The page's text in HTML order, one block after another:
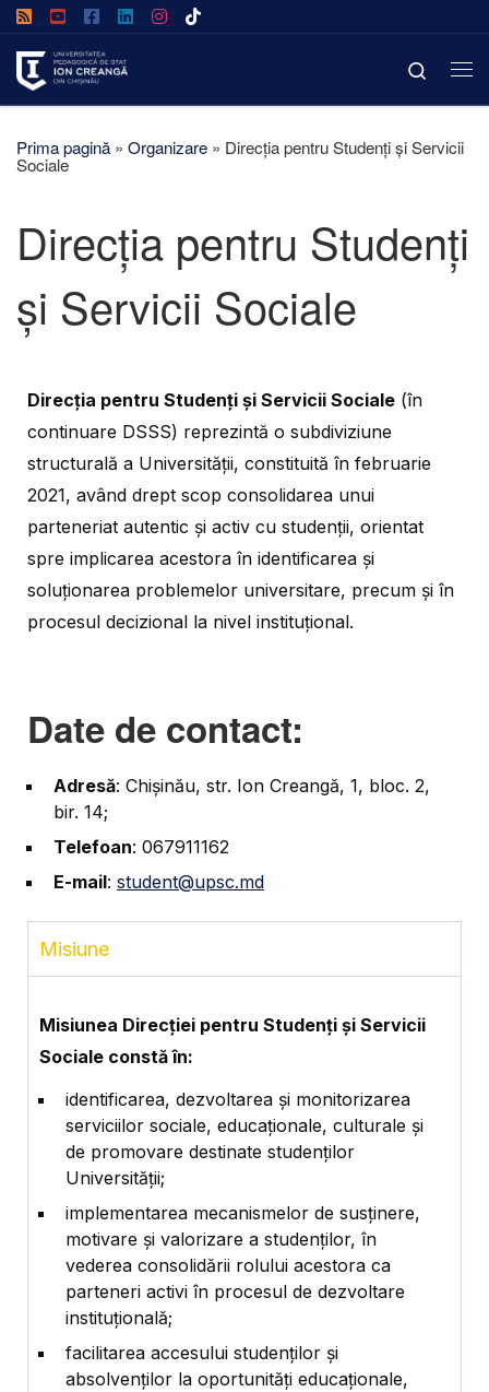
Afișează întregul conținut
Search
Prima pagină » Organizare » Direcția pentru Studenți și Servicii
Sociale
Direcția pentru Studenți
și Servicii Sociale
Direcția pentru Studenți și Servicii Sociale (în
continuare DSSS) reprezintă o subdiviziune
structurală a Universității, constituită în februarie
2021, având drept scop consolidarea unui
parteneriat autentic și activ cu studenții, orientat
spre implicarea acestora în identificarea și
soluționarea problemelor universitare, precum și în
procesul decizional la nivel instituțional.
Date de contact:
Adresă: Chișinău, str. Ion Creangă, 1, bloc. 2,
bir. 14;
Telefoan: 067911162
E-mail: student@upsc.md
Misiune
Misiunea Direcției pentru Studenți și Servicii
Sociale constă în:
identificarea, dezvoltarea și monitorizarea
serviciilor sociale, educaționale, culturale și
de promovare destinate studenților
Universității;
implementarea mecanismelor de susținere,
motivare și valorizare a studenților, în
vederea consolidării rolului acestora ca
parteneri activi în procesul de dezvoltare
instituțională;
facilitarea accesului studenților și
absolvenților la oportunități educaționale,